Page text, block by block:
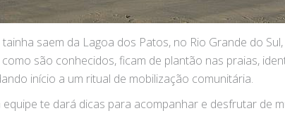
saem da Lagoa dos Patos, no Rio Grande do
são conhecidos, ficam de plantão nas praias,
início a um ritual de mobilização comunitária.
te dará dicas para acompanhar e desfrutar de